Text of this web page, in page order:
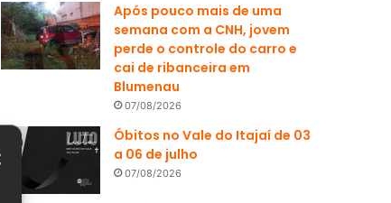
Após pouco mais de uma
semana com a CNH, jovem
perde o controle do carro e
cai de ribanceira em
Blumenau
07/08/2026
Óbitos no Vale do Itajaí de 03
a 06 de julho
07/08/2026